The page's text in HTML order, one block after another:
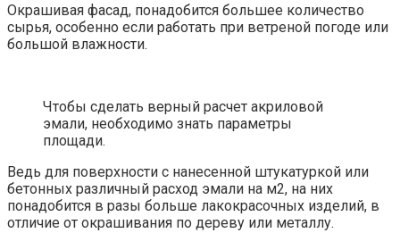
Окрашивая фасад, понадобится большее количество
сырья, особенно если работать при ветреной погоде или
большой влажности.
Чтобы сделать верный расчет акриловой
эмали, необходимо знать параметры
площади.
Ведь для поверхности с нанесенной штукатуркой или
бетонных различный расход эмали на м2, на них
понадобится в разы больше лакокрасочных изделий, в
отличие от окрашивания по дереву или металлу.